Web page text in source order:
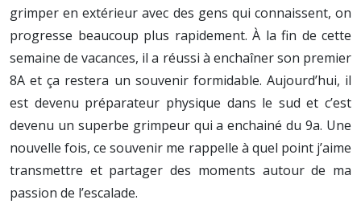
grimper en extérieur avec des gens qui connaissent, on
progresse beaucoup plus rapidement. À la fin de cette
semaine de vacances, il a réussi à enchaîner son premier
8A et ça restera un souvenir formidable. Aujourd’hui, il
est devenu préparateur physique dans le sud et c’est
devenu un superbe grimpeur qui a enchainé du 9a. Une
nouvelle fois, ce souvenir me rappelle à quel point j’aime
transmettre et partager des moments autour de ma
passion de l’escalade.